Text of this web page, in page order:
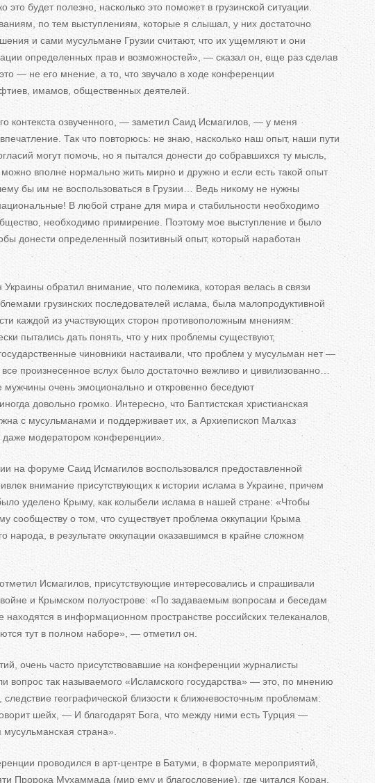
это будет полезно, насколько это поможет в грузинской ситуации.
по тем выступлениям, которые я слышал, у них достаточно
и сами мусульмане Грузии считают, что их ущемляют и они
определенных прав и возможностей» — сказал он, еще раз сделав
—не его мнение, а то, что звучало в ходе конференции
имамов, общественных деятелей.
контекста озвученного, — заметил Саид Исмагилов, — у меня
Так что повторюсь: не знаю, насколько наш опыт, наши пути
могут помочь, но я пытался донести до собравшихся ту мысль,
вполне нормально жить мирно и дружно и если есть такой опыт
бы им не воспользоваться в Грузии … Ведь никому не нужны
В любой стране для мира и стабильности необходимо
необходимо примирение. Поэтому мое выступление и было
донести определенный позитивный опыт, который наработан
обратил внимание, что полемика, которая велась в связи
грузинских последователей ислама, была малопродуктивной
каждой из участвующих сторон противоположным мнениям:
пытались дать понять, что у них проблемы существуют,
чиновники настаивали, что проблем у мусульман нет —
все произнесенное вслух было достаточно вежливо и цивилизованно
мужчины очень эмоционально и откровенно беседуют
довольно громко. Интересно, что Баптистская христианская
с мусульманами и поддерживает их, а Архиепископ Малхаз
модератором конференции» .
на форуме Саид Исмагилов воспользовался предоставленной
внимание присутствующих к истории ислама в Украине, причем
уделено Крыму, как колыбели ислама в нашей стране: «Чтобы
сообществу о том, что существует проблема оккупации Крыма
народа, в результате оккупации оказавшимся в крайне сложном
Исмагилов, присутствующие интересовались и спрашивали
и Крымском полуострове: «По задаваемым вопросам и беседам
находятся в информационном пространстве российских телеканалов,
тут в полном наборе» — отметил он.
очень часто присутствовавшие на конференции журналисты
вопрос так называемого «Исламского государства» — это, по мнению
географической близости к ближневосточным проблемам:
шейх, — И благодарят Бога, что между ними есть Турция —
мусульманская страна»
проводился в арт-центре в Батуми, в формате мероприятий,
Пророка Мухаммада (мир ему и благословение), где читался Коран,